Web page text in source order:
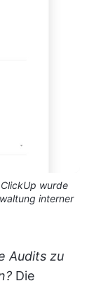
wurde
interner
Audits zu
Die